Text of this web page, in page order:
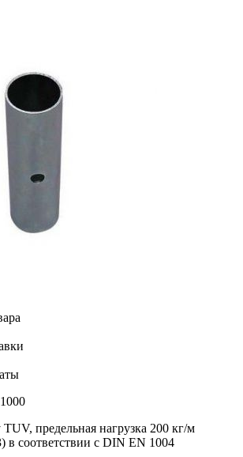
предельная нагрузка 200 кг/м
в соответствии с DIN EN 1004